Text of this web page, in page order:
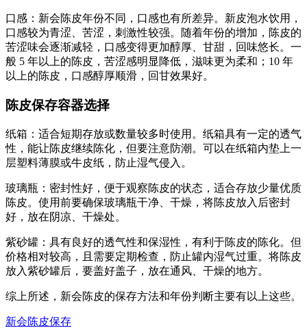
口感：新会陈皮年份不同，口感也有所差异。新皮泡水饮用，
口感较为青涩、苦涩，刺激性较强。随着年份的增加，陈皮的
苦涩味会逐渐减轻，口感变得更加醇厚、甘甜，回味悠长。一
般 5 年以上的陈皮，苦涩感明显降低，滋味更为柔和；10 年
以上的陈皮，口感醇厚顺滑，回甘效果好。
陈皮保存容器选择
纸箱：适合短期存放或数量较多时使用。纸箱具有一定的透气
性，能让陈皮继续陈化，但要注意防潮。可以在纸箱内垫上一
层塑料薄膜或牛皮纸，防止湿气侵入。
玻璃瓶：密封性好，便于观察陈皮的状态，适合存放少量优质
陈皮。使用前要确保玻璃瓶干净、干燥，将陈皮放入后密封
好，放在阴凉、干燥处。
紫砂罐：具有良好的透气性和保湿性，有利于陈皮的陈化。但
价格相对较高，且需要定期检查，防止罐内湿气过重。将陈皮
放入紫砂罐后，要盖好盖子，放在通风、干燥的地方。
综上所述，新会陈皮的保存方法和年份判断主要有以上这些。
新会陈皮保存